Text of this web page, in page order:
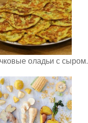
оладьи с сыром.